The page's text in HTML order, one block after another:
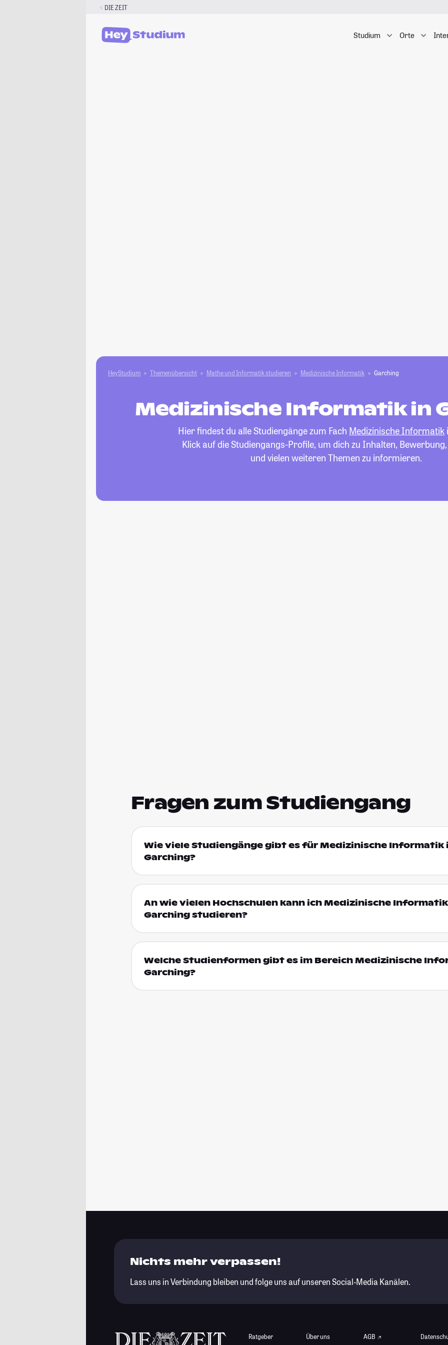
DIE ZEIT
Studium Orte
HeyStudium Themenübersicht Mathe und Informatik studieren Medizinische Informatik Garching
Medizinische Informatik in
Hier findest du alle Studiengänge zum Fach Medizinische Informatik
Klick auf die Studiengangs-Profile, um dich zu Inhalten,
und vielen weiteren Themen zu informieren.
Fragen zum Studiengang
Wie viele Studiengänge gibt es für Medizinische Informatik
Garching?
An wie vielen Hochschulen kann ich Medizinische
Garching studieren?
Welche Studienformen gibt es im Bereich Medizinische
Garching?
Nichts mehr verpassen!
Lass uns in Verbindung bleiben und folge uns auf unseren Social-Media Kanälen.
Ratgeber Über uns AGB